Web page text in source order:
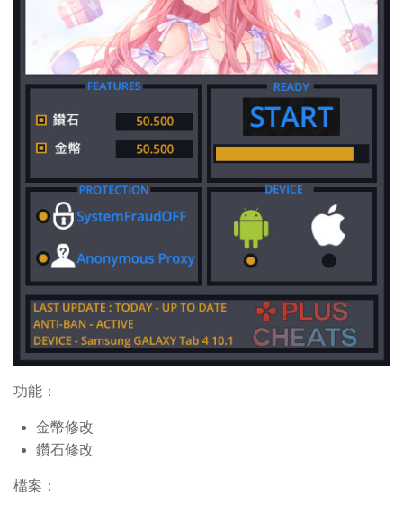
功能：
金幣修改
鑽石修改
檔案：